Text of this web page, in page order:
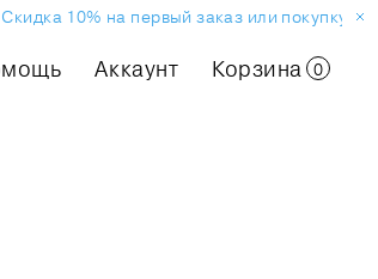
10% на первый заказ или покупку в
Аккаунт Корзина 0